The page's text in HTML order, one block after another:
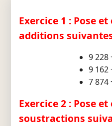
Exercice 1 : Pose
additions
9 228
9 162
7 874
Exercice 2 : Pose
soustractions